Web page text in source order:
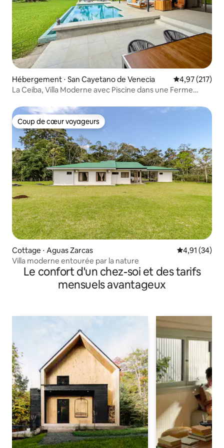
Hébergement ⋅ San Cayetano de Venecia Évaluation
4,97 (217)
La Ceiba, Villa Moderne avec Piscine dans une Ferme
Coup de cœur voyageurs
Coup de cœur voyageurs
Cottage ⋅ Aguas Zarcas Évaluation
4,91 (34)
Villa moderne entourée par la nature
Le confort d'un chez-soi et des tarifs
mensuels avantageux